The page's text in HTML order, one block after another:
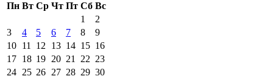
Пн Вт Ср Чт Пт Сб Вс
1
2
3
4 5 6 7 8
9
10 11 12 13 14 15 16
17 18 19 20 21 22 23
24 25 26 27 28 29 30